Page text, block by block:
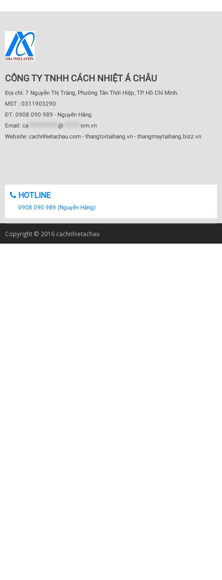
CÔNG TY TNHH CÁCH NHIỆT Á CHÂU
Địa chỉ: 7 Nguyễn Thị Tràng, Phường Tân Thới Hiệp, TP. Hồ Chí Minh.
MST : 0311903290
ĐT: 0908 090 989 - Nguyễn Hằng
Email: ca @
om.vn
Website: cachnhietachau.com - thangtoitaihang.vn - thangmaytaihang.bizz.vn
HOTLINE
0908 090 989 (Nguyễn Hằng)
Copyright © 2016 cachnhietachau